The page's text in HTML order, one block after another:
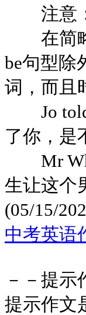
注意
在简略
be句型除
词，而且
Jo told
了你，是
Mr
生让这个
(05/15/
中考英语
－－提示
提示作文